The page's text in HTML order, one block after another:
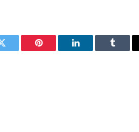
Twitter Pinterest LinkedIn Tumblr